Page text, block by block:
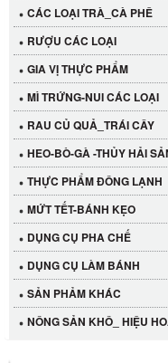
CÁC LOẠI TRÀ_CÀ PHÊ
RƯỢU CÁC LOẠI
GIA VỊ THỰC PHẨM
MÌ TRỨNG-NUI CÁC LOẠI
RAU CỦ QUẢ_TRÁI CÂY
HEO-BÒ-GÀ -THỦY HẢI
THỰC PHẨM ĐÔNG LẠNH
MỨT TẾT-BÁNH KẸO
DỤNG CỤ PHA CHẾ
DỤNG CỤ LÀM BÁNH
SẢN PHẢM KHÁC
NÔNG SẢN KHÔ_ HIỆU
LỐC